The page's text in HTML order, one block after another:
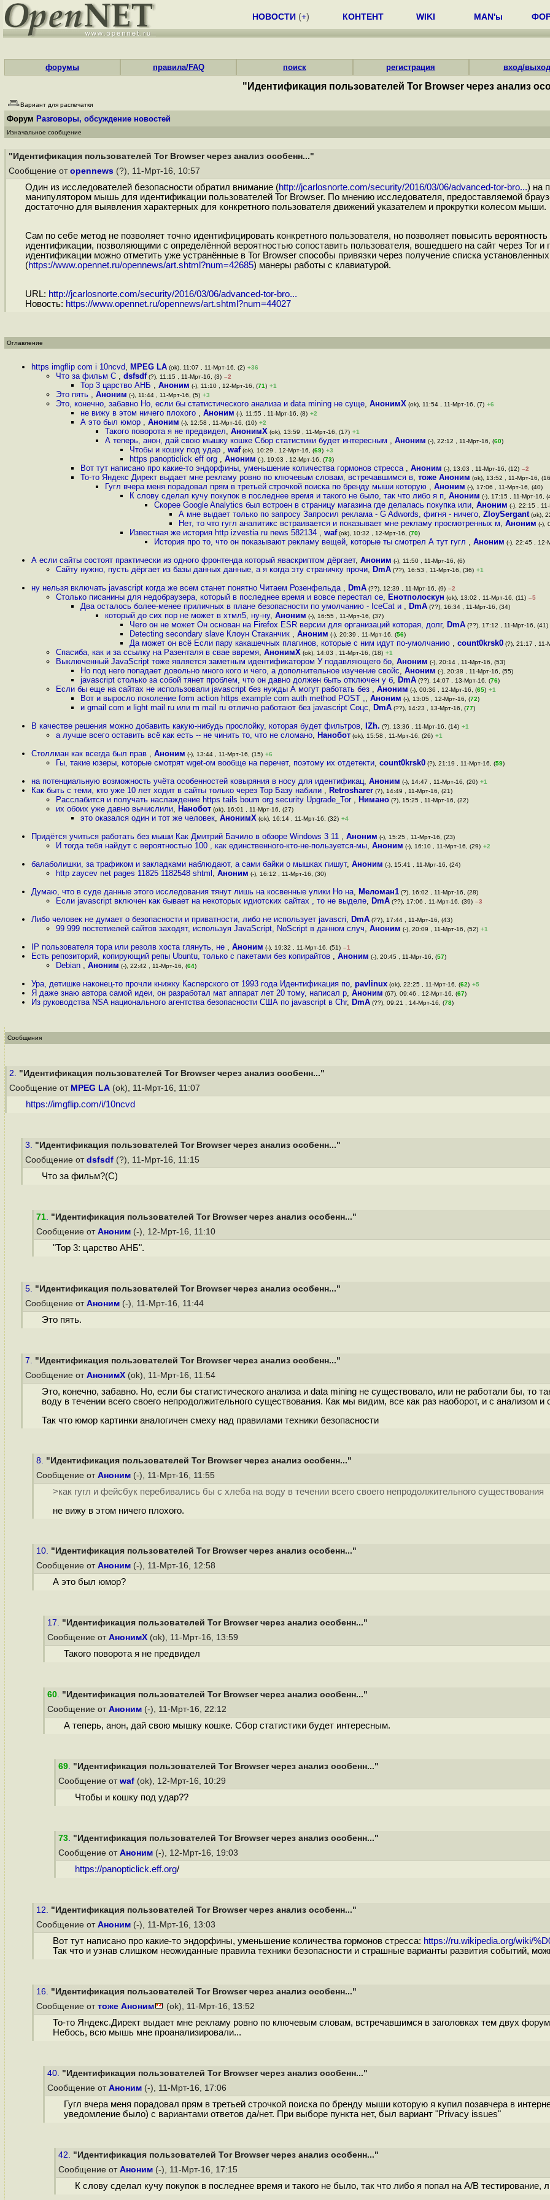
НОВОСТИ (+) КОНТЕНТ WIKI MAN'ы
форумы правила/FAQ поиск регистрация вход/выход
"Идентификация пользователей Tor Browser через анализ
Вариант для распечатки
Форум Разговоры, обсуждение новостей
Изначальное сообщение
"Идентификация пользователей Tor Browser через анализ особенн..."
Сообщение от opennews (?), 11-Мрт-16, 10:57
Один из исследователей безопасности обратил внимание (http://jcarlosnorte.com/security/2016/03/06/advanced-tor-bro...) на
манипулятором мышь для идентификации пользователей Tor Browser. По мнению исследователя, предоставляемой
достаточно для выявления характерных для конкретного пользователя движений указателем и прокрутки колесом мыши.
Сам по себе метод не позволяет точно идентифицировать конкретного пользователя, но позволяет повысить
идентификации, позволяющими с определённой вероятностью сопоставить пользователя, вошедшего на сайт через Tor
идентификации можно отметить уже устранённые в Tor Browser способы привязки через получение списка
(https://www.opennet.ru/opennews/art.shtml?num=42685) манеры работы с клавиатурой.
URL: http://jcarlosnorte.com/security/2016/03/06/advanced-tor-bro...
Новость: https://www.opennet.ru/opennews/art.shtml?num=44027
Оглавление
https imgflip com i 10ncvd, MPEG LA (ok), 11:07 , 11-Мрт-16, (2) +36
Что за фильм С , dsfsdf(?), 11:15 , 11-Мрт-16, (3) –2
Тор 3 царство АНБ , Аноним (-), 11:10 , 12-Мрт-16, (71) +1
Это пять , Аноним (-), 11:44 , 11-Мрт-16, (5) +3
Это, конечно, забавно Но, если бы статистического анализа и data mining не суще, АнонимХ (ok), 11:54 , 11-Мрт-16, (7) +6
не вижу в этом ничего плохого , Аноним (-), 11:55 , 11-Мрт-16, (8) +2
А это был юмор , Аноним (-), 12:58 , 11-Мрт-16, (10) +2
Такого поворота я не предвидел, АнонимХ (ok), 13:59 , 11-Мрт-16, (17) +1
А теперь, анон, дай свою мышку кошке Сбор статистики будет интересным , Аноним (-), 22:12 , 11-Мрт-16, (60)
Чтобы и кошку под удар , waf(ok), 10:29 , 12-Мрт-16, (69) +3
https panopticlick eff org , Аноним (-), 19:03 , 12-Мрт-16, (73)
Вот тут написано про какие-то эндорфины, уменьшение количества гормонов стресса , Аноним (-), 13:03 , 11-Мрт-16, (12) –2
То-то Яндекс Директ выдает мне рекламу ровно по ключевым словам, встречавшимся в, тоже Аноним (ok), 13:52 , 11-Мрт-16,
Гугл вчера меня порадовал прям в третьей строчкой поиска по бренду мыши которую , Аноним (-), 17:06 , 11-Мрт-16, (40)
К слову сделал кучу покупок в последнее время и такого не было, так что либо я п, Аноним (-), 17:15 , 11-Мрт-16,
Скорее Google Analytics был встроен в страницу магазина где делалась покупка или, Аноним (-), 22:15 ,
А мне выдает только по запросу Запросил реклама - G Adwords, фигня - ничего, ZloySergant (ok),
Нет, то что гугл аналитикс встраивается и показывает мне рекламу просмотренных м, Аноним (-),
Известная же история http izvestia ru news 582134 , waf(ok), 10:32 , 12-Мрт-16, (70)
История про то, что он показывают рекламу вещей, которые ты смотрел А тут гугл , Аноним (-), 22:45 , 12-
А если сайты состоят практически из одного фронтенда который яваскриптом дёргает, Аноним (-), 11:50 , 11-Мрт-16, (6)
Сайту нужно, пусть дёргает из базы данных данные, а я когда эту страничку прочи, DmA (??), 16:53 , 11-Мрт-16, (36) +1
ну нельзя включать javascript когда же всем станет понятно Читаем Розенфельда , DmA (??), 12:39 , 11-Мрт-16, (9) –2
Столько писанины для недобраузера, который в последнее время и вовсе перестал се, Енотполоскун (ok), 13:02 , 11-Мрт-16, (11) –5
Два осталось более-менее приличных в плане безопасности по умолчанию - IceCat и , DmA (??), 16:34 , 11-Мрт-16, (34)
который до сих пор не может в хтмл5, ну-ну, Аноним (-), 16:55 , 11-Мрт-16, (37)
Чего он не может Он основан на Firefox ESR версии для организаций которая, долг, DmA (??), 17:12 , 11-Мрт-16, (41)
Detecting secondary slave Клоун Стаканчик , Аноним (-), 20:39 , 11-Мрт-16, (56)
Да может он всё Если пару какашечных плагинов, которые с ним идут по-умолчанию , count0krsk0 (?), 21:17 , 11-
Спасиба, как и за ссылку на Разенталя в свае ввремя, АнонимХ (ok), 14:03 , 11-Мрт-16, (18) +1
Выключенный JavaScript тоже является заметным идентификатором У подавляющего бо, Аноним (-), 20:14 , 11-Мрт-16, (53)
Но под него попадает довольно много кого и чего, а дополнительное изучение свойс, Аноним (-), 20:38 , 11-Мрт-16, (55)
javascript столько за собой тянет проблем, что он давно должен быть отключен у б, DmA (??), 14:07 , 13-Мрт-16, (76)
Если бы еще на сайтах не использовали javascript без нужды А могут работать без , Аноним (-), 00:36 , 12-Мрт-16, (65) +1
Вот и выросло поколение form action https example com auth method POST ,, Аноним (-), 13:05 , 12-Мрт-16, (72)
и gmail com и light mail ru или m mail ru отлично работают без javascript Соцс, DmA (??), 14:23 , 13-Мрт-16, (77)
В качестве решения можно добавить какую-нибудь прослойку, которая будет фильтров, IZh. (?), 13:36 , 11-Мрт-16, (14) +1
а лучше всего оставить всё как есть -- не чинить то, что не сломано, Нанобот (ok), 15:58 , 11-Мрт-16, (26) +1
Столлман как всегда был прав , Аноним (-), 13:44 , 11-Мрт-16, (15) +6
Гы, такие юзеры, которые смотрят wget-ом вообще на перечет, поэтому их отдетекти, count0krsk0 (?), 21:19 , 11-Мрт-16, (59)
на потенциальную возможность учёта особенностей ковыряния в носу для идентификац, Аноним (-), 14:47 , 11-Мрт-16, (20) +1
Как быть с теми, кто уже 10 лет ходит в сайты только через Тор Базу набили , Retrosharer (?), 14:49 , 11-Мрт-16, (21)
Расслабится и получать наслаждение https tails boum org security Upgrade_Tor , Нимано (?), 15:25 , 11-Мрт-16, (22)
их обоих уже давно вычислили, Нанобот (ok), 16:01 , 11-Мрт-16, (27)
это оказался один и тот же человек, АнонимХ (ok), 16:14 , 11-Мрт-16, (32) +4
Придётся учиться работать без мыши Как Дмитрий Бачило в обзоре Windows 3 11 , Аноним (-), 15:25 , 11-Мрт-16, (23)
И тогда тебя найдут с вероятностью 100 , как единственного-кто-не-пользуется-мы, Аноним (-), 16:10 , 11-Мрт-16, (29) +2
балаболишки, за трафиком и закладками наблюдают, а сами байки о мышках пишут, Аноним (-), 15:41 , 11-Мрт-16, (24)
http zaycev net pages 11825 1182548 shtml , Аноним (-), 16:12 , 11-Мрт-16, (30)
Думаю, что в суде данные этого исследования тянут лишь на косвенные улики Но на, Меломан1 (?), 16:02 , 11-Мрт-16, (28)
Если javascript включен как бывает на некоторых идиотских сайтах , то не выделе, DmA (??), 17:06 , 11-Мрт-16, (39) –3
Либо человек не думает о безопасности и приватности, либо не использует javascri, DmA (??), 17:44 , 11-Мрт-16, (43)
99 999 постетиелей сайтов заходят, используя JavaScript, NoScript в данном случ, Аноним (-), 20:09 , 11-Мрт-16, (52) +1
IP пользователя тора или резолв хоста глянуть, не , Аноним (-), 19:32 , 11-Мрт-16, (51) –1
Есть репозиторий, копирующий репы Ubuntu, только с пакетами без копирайтов , Аноним (-), 20:45 , 11-Мрт-16, (57)
Debian , Аноним (-), 22:42 , 11-Мрт-16, (64)
Ура, детишке наконец-то прочли книжку Касперского от 1993 года Идентификация по, pavlinux (ok), 22:25 , 11-Мрт-16, (62) +5
Я даже знаю автора самой идеи, он разработал мат аппарат лет 20 тому, написал р, Аноним (67), 09:46 , 12-Мрт-16, (67)
Из руководства NSA национального агентства безопасности США по javascript в Chr, DmA (??), 09:21 , 14-Мрт-16, (78)
Сообщения
2. "Идентификация пользователей Tor Browser через анализ особенн..."
Сообщение от MPEG LA (ok), 11-Мрт-16, 11:07
https://imgflip.com/i/10ncvd
3. "Идентификация пользователей Tor Browser через анализ особенн..."
Сообщение от dsfsdf (?), 11-Мрт-16, 11:15
Что за фильм?(С)
71. "Идентификация пользователей Tor Browser через анализ особенн..."
Сообщение от Аноним (-), 12-Мрт-16, 11:10
"Тор 3: царство АНБ".
5. "Идентификация пользователей Tor Browser через анализ особенн..."
Сообщение от Аноним (-), 11-Мрт-16, 11:44
Это пять.
7. "Идентификация пользователей Tor Browser через анализ особенн..."
Сообщение от АнонимХ (ok), 11-Мрт-16, 11:54
Это, конечно, забавно. Но, если бы статистического анализа и data mining не существовало, или не работали бы, то
воду в течении всего своего непродолжительного существования. Как мы видим, все как раз наоборот, и с
Так что юмор картинки аналогичен смеху над правилами техники безопасности
8. "Идентификация пользователей Tor Browser через анализ особенн..."
Сообщение от Аноним (-), 11-Мрт-16, 11:55
>как гугл и фейсбук перебивались бы с хлеба на воду в течении всего своего непродолжительного существования
не вижу в этом ничего плохого.
10. "Идентификация пользователей Tor Browser через анализ особенн..."
Сообщение от Аноним (-), 11-Мрт-16, 12:58
А это был юмор?
17. "Идентификация пользователей Tor Browser через анализ особенн..."
Сообщение от АнонимХ (ok), 11-Мрт-16, 13:59
Такого поворота я не предвидел
60. "Идентификация пользователей Tor Browser через анализ особенн..."
Сообщение от Аноним (-), 11-Мрт-16, 22:12
А теперь, анон, дай свою мышку кошке. Сбор статистики будет интересным.
69. "Идентификация пользователей Tor Browser через анализ особенн..."
Сообщение от waf (ok), 12-Мрт-16, 10:29
Чтобы и кошку под удар??
73. "Идентификация пользователей Tor Browser через анализ особенн..."
Сообщение от Аноним (-), 12-Мрт-16, 19:03
https://panopticlick.eff.org/
12. "Идентификация пользователей Tor Browser через анализ особенн..."
Сообщение от Аноним (-), 11-Мрт-16, 13:03
Вот тут написано про какие-то эндорфины, уменьшение количества гормонов стресса: https://ru.wikipedia.org/wiki/
Так что и узнав слишком неожиданные правила техники безопасности и страшные варианты развития событий,
16. "Идентификация пользователей Tor Browser через анализ особенн..."
Сообщение от тоже Аноним (ok), 11-Мрт-16, 13:52
То-то Яндекс.Директ выдает мне рекламу ровно по ключевым словам, встречавшимся в заголовках тем двух
Небось, всю мышь мне проанализировали...
40. "Идентификация пользователей Tor Browser через анализ особенн..."
Сообщение от Аноним (-), 11-Мрт-16, 17:06
Гугл вчера меня порадовал прям в третьей строчкой поиска по бренду мыши которую я купил позавчера в
уведомление было) с вариантами ответов да/нет. При выборе пункта нет, был вариант "Privacy issues"
42. "Идентификация пользователей Tor Browser через анализ особенн..."
Сообщение от Аноним (-), 11-Мрт-16, 17:15
К слову сделал кучу покупок в последнее время и такого не было, так что либо я попал на А/В